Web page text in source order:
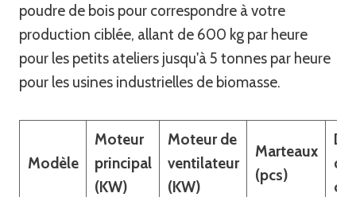
poudre de bois pour correspondre à votre
production ciblée, allant de 600 kg par heure
pour les petits ateliers jusqu'à 5 tonnes par heure
pour les usines industrielles de biomasse.
Modèle
Moteur
principal
(KW)
Moteur de
ventilateur
(KW)
Marteaux
(pcs)
du